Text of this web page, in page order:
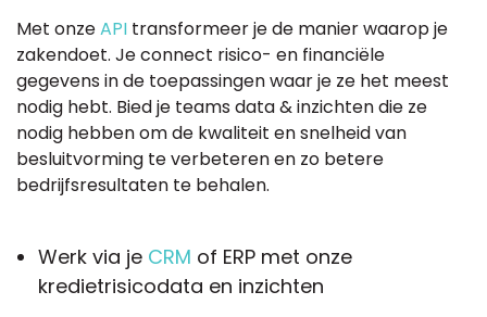
Met onzeAPI transformeer je de manier waarop je
zakendoet. Je connect risico- en financiële
gegevens in de toepassingen waar je ze het meest
nodig hebt. Bied je teams data & inzichten die ze
nodig hebben om de kwaliteit en snelheid van
besluitvorming te verbeteren en zo betere
bedrijfsresultaten te behalen.
Werk via je CRM of ERP met onze
kredietrisicodata en inzichten